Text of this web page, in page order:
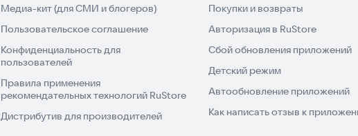
Медиа-кит (для СМИ и блогеров)
Пользовательское соглашение
Конфиденциальность для
пользователей
Правила применения
рекомендательных технологий RuStore
Дистрибутив для производителей
Покупки и возвраты
Авторизация в RuStore
Сбой обновления приложений
Детский режим
Автообновление приложений
Как написать отзыв к